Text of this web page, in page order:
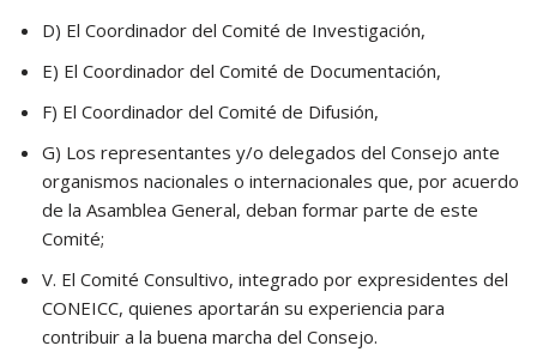
D) El Coordinador del Comité de Investigación,
E) El Coordinador del Comité de Documentación,
F) El Coordinador del Comité de Difusión,
G) Los representantes y/o delegados del Consejo ante
organismos nacionales o internacionales que, por acuerdo
de la Asamblea General, deban formar parte de este
Comité;
V. El Comité Consultivo, integrado por expresidentes del
CONEICC, quienes aportarán su experiencia para
contribuir a la buena marcha del Consejo.